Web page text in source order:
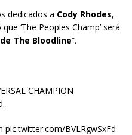
dedicados a Cody Rhodes,
‘The Peoples Champ’ será
The Bloodline“.
CHAMPION
BVLRgwSxFd